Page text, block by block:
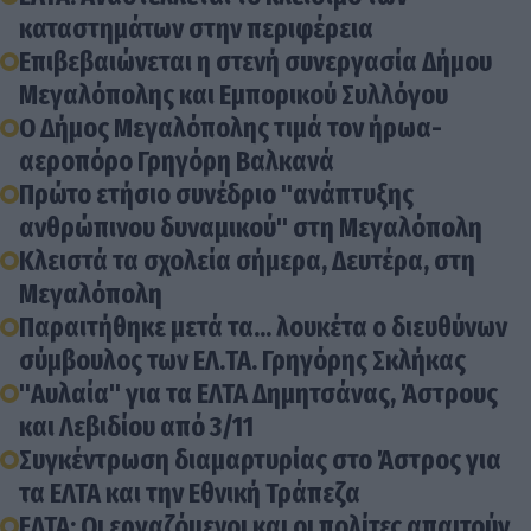
καταστημάτων στην περιφέρεια
Επιβεβαιώνεται η στενή συνεργασία Δήμου
Μεγαλόπολης και Εμπορικού Συλλόγου
Ο Δήμος Μεγαλόπολης τιμά τον ήρωα-
αεροπόρο Γρηγόρη Βαλκανά
Πρώτο ετήσιο συνέδριο "ανάπτυξης
ανθρώπινου δυναμικού" στη Μεγαλόπολη
Κλειστά τα σχολεία σήμερα, Δευτέρα, στη
Μεγαλόπολη
Παραιτήθηκε μετά τα... λουκέτα ο διευθύνων
σύμβουλος των ΕΛ.ΤΑ. Γρηγόρης Σκλήκας
"Αυλαία" για τα ΕΛΤΑ Δημητσάνας, Άστρους
και Λεβιδίου από 3/11
Συγκέντρωση διαμαρτυρίας στο Άστρος για
τα ΕΛΤΑ και την Εθνική Τράπεζα